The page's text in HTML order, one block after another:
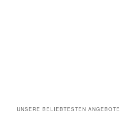
UNSERE BELIEBTESTEN ANGEBOTE